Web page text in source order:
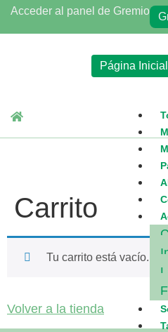
Acceder al panel de Gremio
Página Inicial
Carrito
Tu carrito está vacío.
Volver a la tienda